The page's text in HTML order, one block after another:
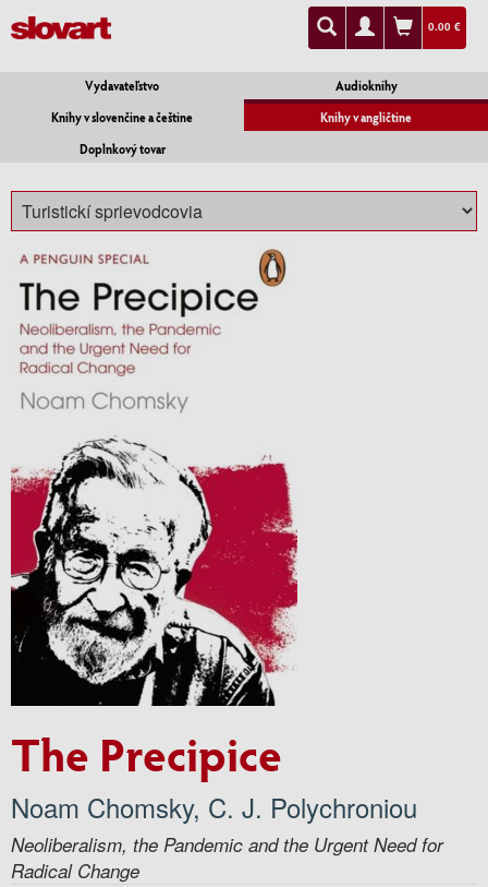
0.00 €
Vydavateľstvo
Audioknihy
Knihy v slovenčine a češtine
Knihy v angličtine
Doplnkový tovar
The Precipice
Noam Chomsky, C. J. Polychroniou
Neoliberalism, the Pandemic and the Urgent Need for
Radical Change